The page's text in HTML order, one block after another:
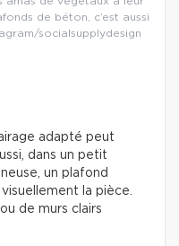
de béton, c’est aussi
socialsupplydesign
adapté peut
dans un petit
un plafond
la pièce.
ou de murs clairs